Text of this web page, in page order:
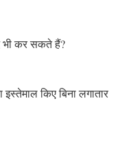
भी कर सकते हैं?
किए बिना लगातार